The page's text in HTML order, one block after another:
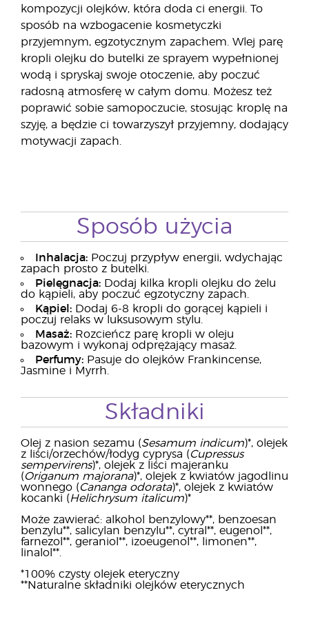
kompozycji olejków, która doda ci energii. To
sposób na wzbogacenie kosmetyczki
przyjemnym, egzotycznym zapachem. Wlej parę
kropli olejku do butelki ze sprayem wypełnionej
wodą i spryskaj swoje otoczenie, aby poczuć
radosną atmosferę w całym domu. Możesz też
poprawić sobie samopoczucie, stosując kroplę na
szyję, a będzie ci towarzyszył przyjemny, dodający
motywacji zapach.
Sposób użycia
Inhalacja: Poczuj przypływ energii, wdychając
zapach prosto z butelki.
Pielęgnacja: Dodaj kilka kropli olejku do żelu
do kąpieli, aby poczuć egzotyczny zapach.
Kąpiel: Dodaj 6-8 kropli do gorącej kąpieli i
poczuj relaks w luksusowym stylu.
Masaż: Rozcieńcz parę kropli w oleju
bazowym i wykonaj odprężający masaż.
Perfumy: Pasuje do olejków Frankincense,
Jasmine i Myrrh.
Składniki
Olej z nasion sezamu (Sesamum indicum)*, olejek
z liści/orzechów/łodyg cyprysa (Cupressus
sempervirens)*, olejek z liści majeranku
(Origanum majorana)*, olejek z kwiatów jagodlinu
wonnego (Cananga odorata)*, olejek z kwiatów
kocanki (Helichrysum italicum)*
Może zawierać: alkohol benzylowy**, benzoesan
benzylu**, salicylan benzylu**, cytral**, eugenol**,
farnezol**, geraniol**, izoeugenol**, limonen**,
linalol**.
*100% czysty olejek eteryczny
**Naturalne składniki olejków eterycznych